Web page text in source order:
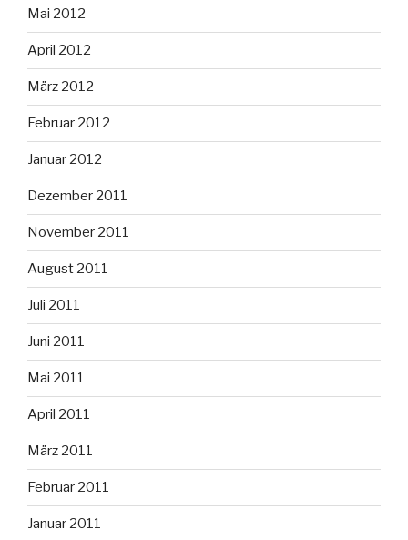
Mai 2012
April 2012
März 2012
Februar 2012
Januar 2012
Dezember 2011
November 2011
August 2011
Juli 2011
Juni 2011
Mai 2011
April 2011
März 2011
Februar 2011
Januar 2011